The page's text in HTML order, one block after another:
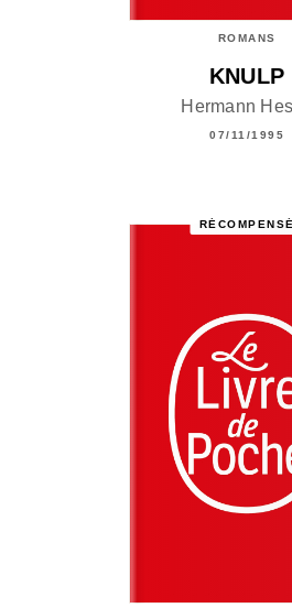
ROMANS
KNULP
Hermann
07/11/1995
RÉCOMPENSÉ